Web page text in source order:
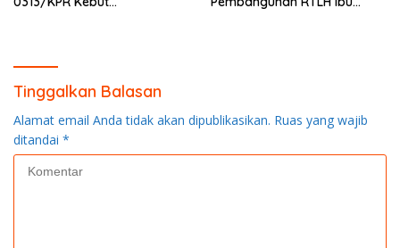
Tinggalkan Balasan
Alamat email Anda tidak akan dipublikasikan. Ruas yang wajib
ditandai *